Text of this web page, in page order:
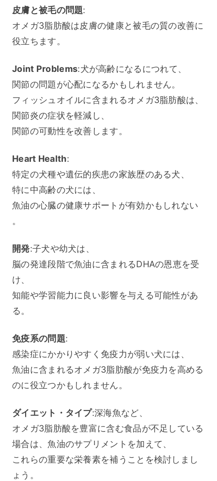
皮膚と被毛の問題:
オメガ3脂肪酸は皮膚の健康と被毛の質の改善に
役立ちます。
Joint Problems:犬が高齢になるにつれて、
関節の問題が心配になるかもしれません。
フィッシュオイルに含まれるオメガ3脂肪酸は、
関節炎の症状を軽減し、
関節の可動性を改善します。
Heart Health:
特定の犬種や遺伝的疾患の家族歴のある犬、
特に中高齢の犬には、
魚油の心臓の健康サポートが有効かもしれない
。
開発:子犬や幼犬は、
脳の発達段階で魚油に含まれるDHAの恩恵を受
け、
知能や学習能力に良い影響を与える可能性があ
る。
免疫系の問題:
感染症にかかりやすく免疫力が弱い犬には、
魚油に含まれるオメガ3脂肪酸が免疫力を高める
のに役立つかもしれません。
ダイエット・タイプ:深海魚など、
オメガ3脂肪酸を豊富に含む食品が不足している
場合は、魚油のサプリメントを加えて、
これらの重要な栄養素を補うことを検討しまし
ょう。